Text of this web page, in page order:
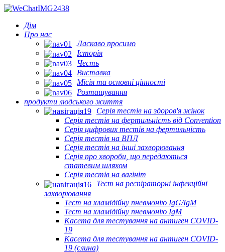
Дім
Про нас
Ласкаво просимо
Історія
Честь
Виставка
Місія та основні цінності
Розташування
продукти людського життя
Серія тестів на здоров'я жінок
Серія тестів на фертильність від Convention
Серія цифрових тестів на фертильність
Серія тестів на ВПЛ
Серія тестів на інші захворювання
Серія про хвороби, що передаються
статевим шляхом
Серія тестів на вагініт
Тест на респіраторні інфекційні
захворювання
Тест на хламідійну пневмонію IgG/IgM
Тест на хламідійну пневмонію IgM
Касета для тестування на антиген COVID-
19
Касета для тестування на антиген COVID-
19 (слина)